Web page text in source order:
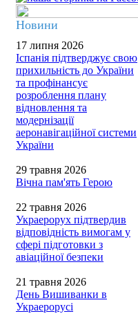
Новини
17 липня 2026
Іспанія підтверджує свою
прихильність до України
та профінансує
розроблення плану
відновлення та
модернізації
аеронавігаційної системи
України
29 травня 2026
Вічна пам'ять Герою
22 травня 2026
Украерорух підтвердив
відповідність вимогам у
сфері підготовки з
авіаційної безпеки
21 травня 2026
День Вишиванки в
Украерорусі